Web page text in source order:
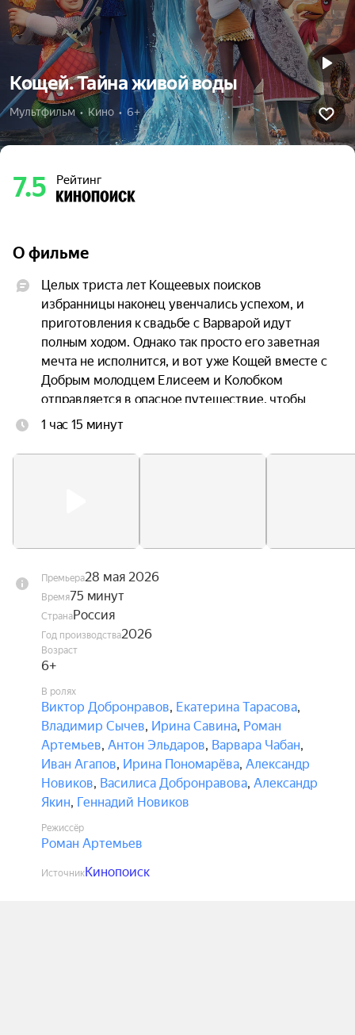
Кощей. Тайна живой воды
Мультфильм  •  Кино  •  6+
7.5 Рейтинг
О фильме
Целых триста лет Кощеевых поисков
избранницы наконец увенчались успехом, и
приготовления к свадьбе с Варварой идут
полным ходом. Однако так просто его заветная
мечта не исполнится, и вот уже Кощей вместе с
Добрым молодцем Елисеем и Колобком
отправляется в опасное путешествие, чтобы
спасти любимую.
1 час 15 минут
Премьера28 мая 2026
Время75 минут
СтранаРоссия
Год производства2026
Возраст
6+
В ролях
Виктор Добронравов, Екатерина Тарасова,
Владимир Сычев, Ирина Савина, Роман
Артемьев, Антон Эльдаров, Варвара Чабан,
Иван Агапов, Ирина Пономарёва, Александр
Новиков, Василиса Добронравова, Александр
Якин, Геннадий Новиков
Режиссёр
Роман Артемьев
ИсточникКинопоиск